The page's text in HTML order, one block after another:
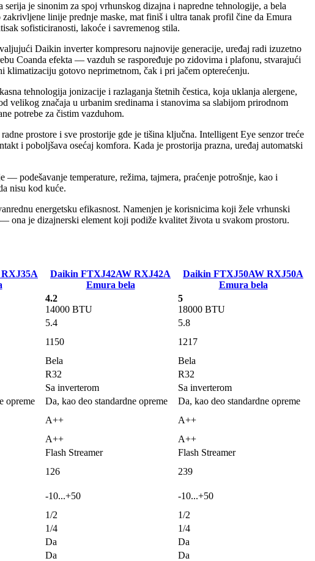
je sinonim za spoj vrhunskog dizajna i napredne tehnologije, a bela
linije prednje maske, mat finiš i ultra tanak profil čine da Emura
sofisticiranosti, lakoće i savremenog stila.
Daikin inverter kompresoru najnovije generacije, uređaj radi izuzetno
Coanda efekta — vazduh se raspoređuje po zidovima i plafonu, stvarajući
gotovo neprimetnom, čak i pri jačem opterećenju.
tehnologija jonizacije i razlaganja štetnih čestica, koja uklanja alergene,
značaja u urbanim sredinama i stanovima sa slabijom prirodnom
potrebe za čistim vazduhom.
prostore i sve prostorije gde je tišina ključna. Intelligent Eye senzor treće
i poboljšava osećaj komfora. Kada je prostorija prazna, uređaj automatski
podešavanje temperature, režima, tajmera, praćenje potrošnje, kao i
nisu kod kuće.
energetsku efikasnost. Namenjen je korisnicima koji žele vrhunski
ona je dizajnerski element koji podiže kvalitet života u svakom prostoru.
RXJ35A
Daikin FTXJ42AW RXJ42A
Emura bela
Daikin FTXJ50AW RXJ50A
Emura bela
4.2
14000 BTU
5
18000 BTU
5.4
5.8
1150
1217
Bela
Bela
R32
R32
Sa inverterom
Sa inverterom
opreme Da, kao deo standardne opreme
Da, kao deo standardne opreme
A++
A++
A++
A++
Flash Streamer
Flash Streamer
126
239
-10...+50
-10...+50
1/2
1/2
1/4
1/4
Da
Da
Da
Da